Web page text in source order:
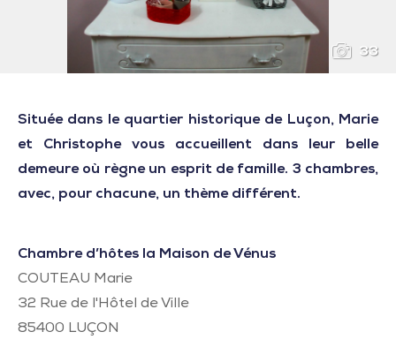
33
Située dans le quartier historique de Luçon, Marie
et Christophe vous accueillent dans leur belle
demeure où règne un esprit de famille. 3 chambres,
avec, pour chacune, un thème différent.
Chambre d’hôtes la Maison de Vénus
COUTEAU Marie
32 Rue de l'Hôtel de Ville
85400 LUÇON